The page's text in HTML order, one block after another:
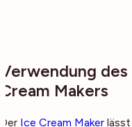
Verwendung
Cream Makers
Der Ice Cream Maker